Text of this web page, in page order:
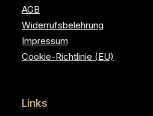
AGB
Widerrufsbelehrung
Impressum
Cookie-Richtlinie (EU)
Links